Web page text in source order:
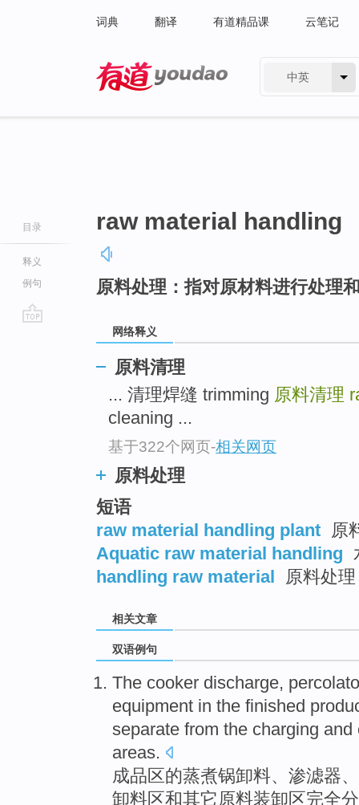
词典 翻译 有道精品课 云笔记
中英
目录
释义
例句
raw material handling
原料处理：指对原材料进行处理
网络释义
原料清理
... 清理焊缝 trimming 原料清理
cleaning ...
基于322个网页-相关网页
原料处理
短语
raw material handling plant
原
Aquatic raw material handling
handling raw material
原料处理
相关文章
双语例句
The cooker discharge,
equipment in the finished
separate from the charging
areas.
成品 区的蒸煮锅卸料、渗滤器、
卸料区和其它原料装卸区完全